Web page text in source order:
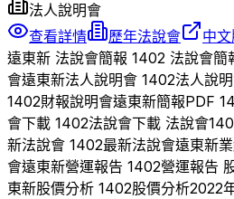
法人說明會
查看詳情
歷年法說會 中
遠東新 法說會簡報 1402 法說會簡
會遠東新法人說明會 1402法人說
1402財報說明會遠東新簡報PDF
會下載 1402法說會下載 法說會
新法說會 1402最新法說會遠東新
會遠東新營運報告 1402營運報告
東新股價分析 1402股價分析2022